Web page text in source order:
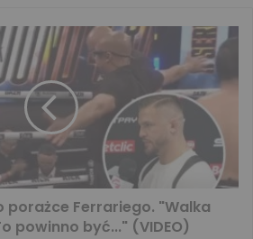
porażce Ferrariego. "Walka
powinno być..." (VIDEO)